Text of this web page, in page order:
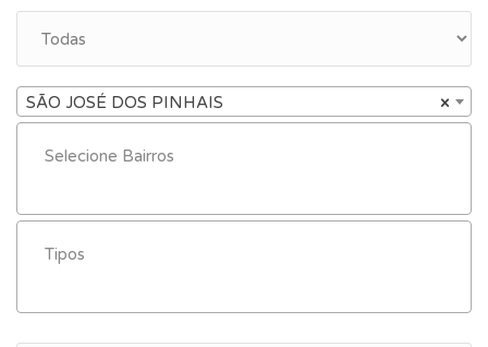
×
SÃO JOSÉ DOS PINHAIS